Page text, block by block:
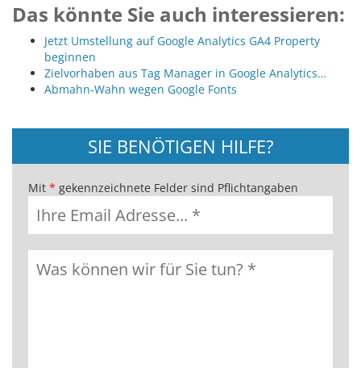
Das könnte Sie auch interessieren:
Jetzt Umstellung auf Google Analytics GA4 Property
beginnen
Zielvorhaben aus Tag Manager in Google Analytics…
Abmahn-Wahn wegen Google Fonts
SIE BENÖTIGEN HILFE?
Mit * gekennzeichnete Felder sind Pflichtangaben